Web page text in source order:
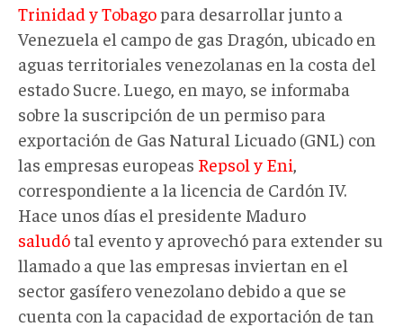
Trinidad y Tobagopara desarrollar junto a
Venezuela el campo de gas Dragón, ubicado en
aguas territoriales venezolanas en la costa del
estado Sucre. Luego, en mayo, se informaba
sobre la suscripción de un permiso para
exportación de Gas Natural Licuado (GNL) con
las empresas europeas Repsol y Eni
correspondiente a la licencia de Cardón IV.
Hace unos días el presidente Maduro
saludótal evento y aprovechó para extender su
llamado a que las empresas inviertan en el
sector gasífero venezolano debido a que se
cuenta con la capacidad de exportación de tan